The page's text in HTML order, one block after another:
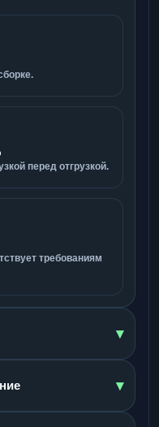
перед отгрузкой.
требованиям
▾
▾